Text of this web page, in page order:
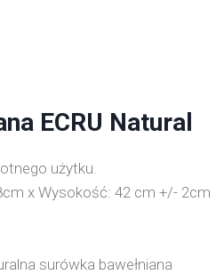
ECRU Natural
użytku.
x Wysokość: 42 cm +/- 2cm
surówka bawełniana